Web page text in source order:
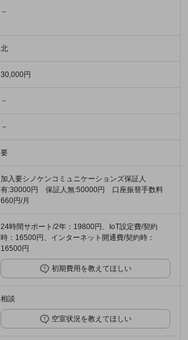
－
北
30,000円
－
－
要
加入要シノケンコミュニケーションズ保証人
有:30000円 保証人無:50000円 口座振替手数料
660円/月
24時間サポート/2年：19800円、IoT設定費/契約
時：16500円、インターネット開通費/契約時：
16500円
初期費用を教えてほしい
相談
空室状況を教えてほしい